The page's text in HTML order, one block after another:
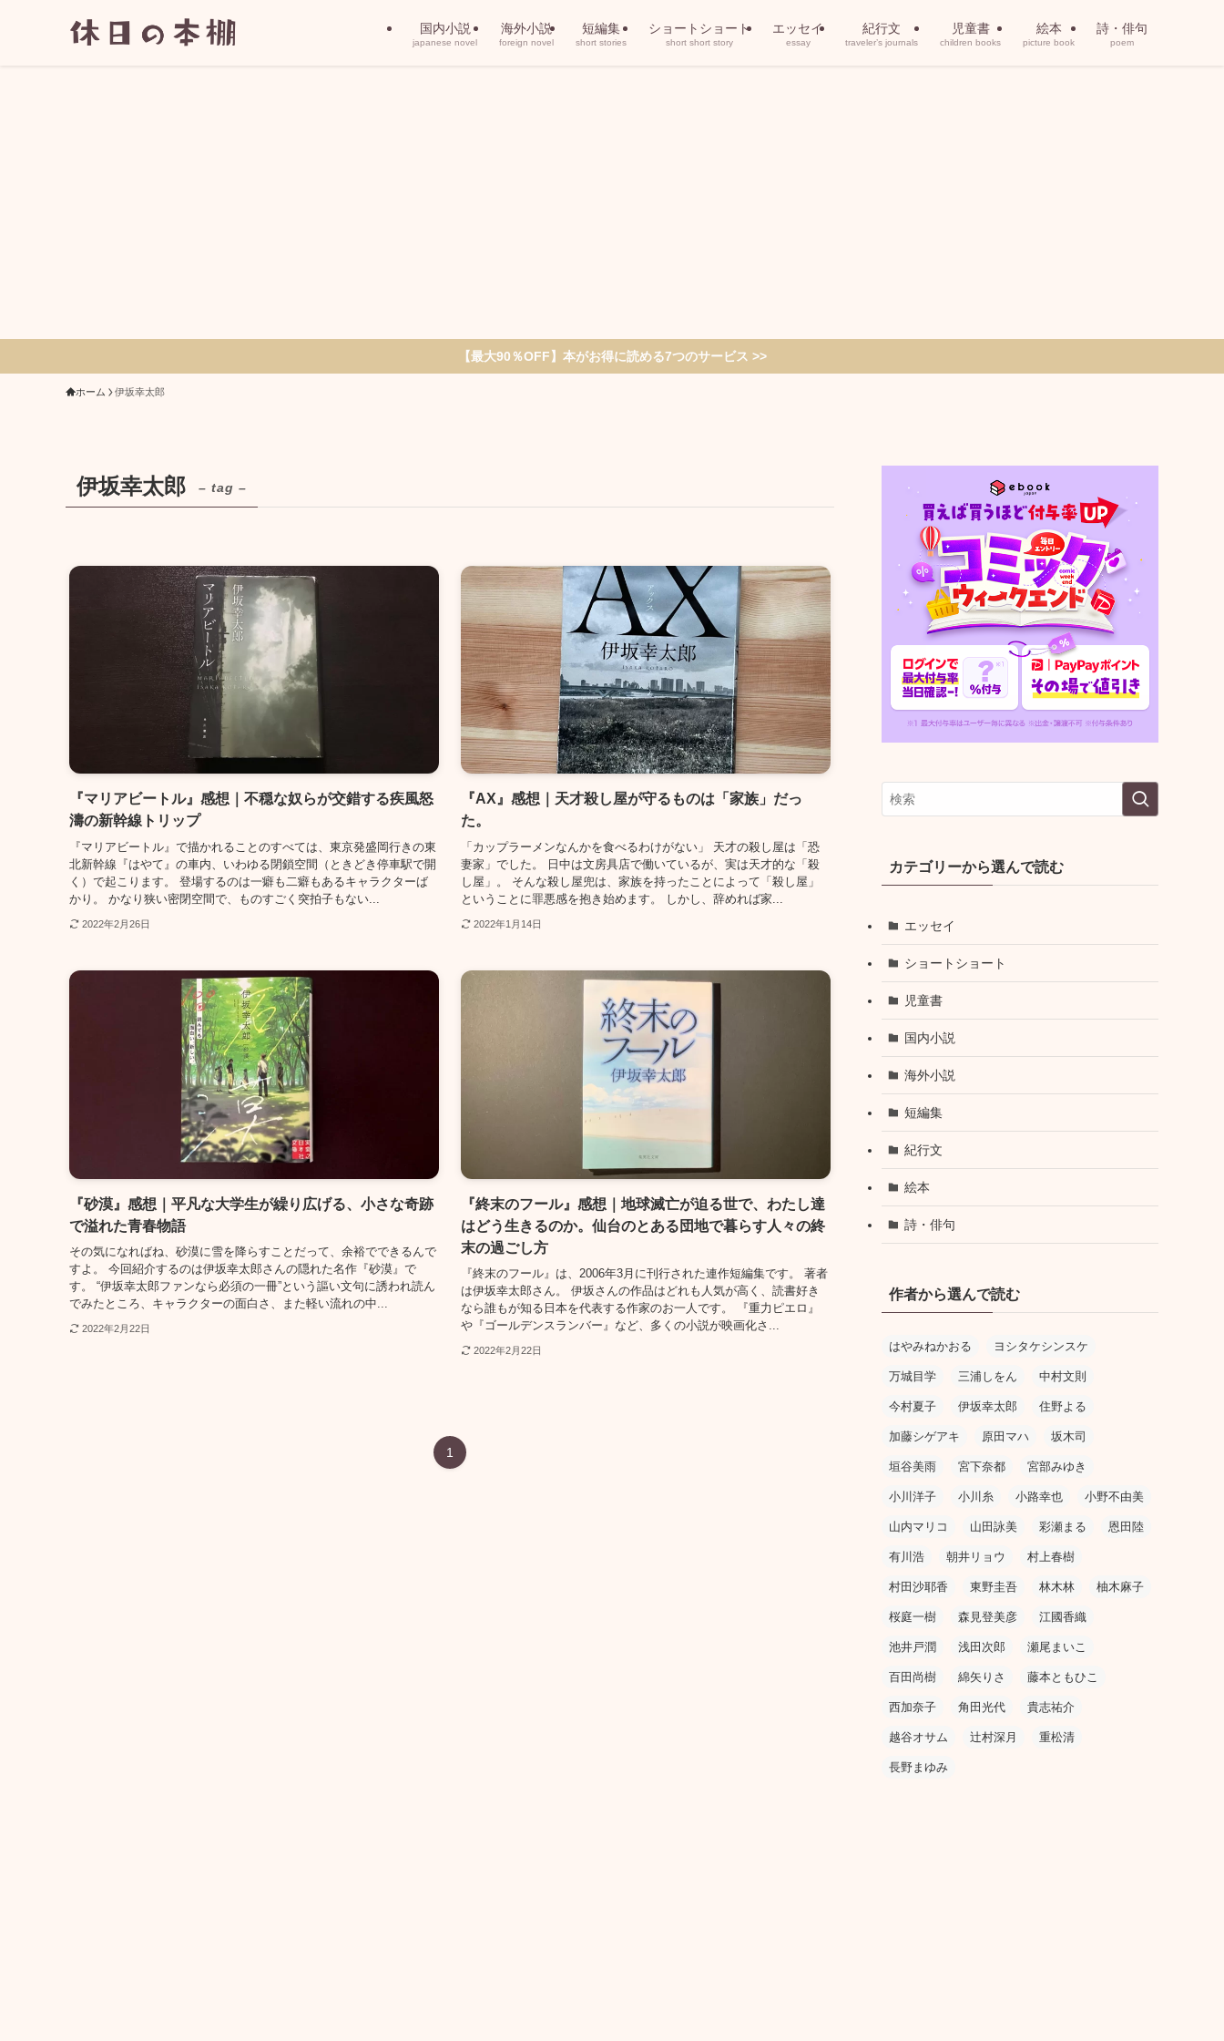
国内小説
japanese novel
海外小説
foreign novel
短編集
short stories
ショートショート
short short story
エッセイ
essay
紀行文
traveler’s journals
児童書
children books
絵本
picture book
詩・俳句
poem
【最大90％OFF】本がお得に読める7つのサービス >>
ホーム 伊坂幸太郎
伊坂幸太郎 – tag –
『マリアビートル』感想｜不穏な奴らが交錯する疾風怒
濤の新幹線トリップ
『マリアビートル』で描かれることのすべては、東京発盛岡行きの東
北新幹線『はやて』の車内、いわゆる閉鎖空間（ときどき停車駅で開
く）で起こります。 登場するのは一癖も二癖もあるキャラクターば
かり。 かなり狭い密閉空間で、ものすごく突拍子もない...
2022年2月26日
『AX』感想｜天才殺し屋が守るものは「家族」だっ
た。
「カップラーメンなんかを食べるわけがない」 天才の殺し屋は「恐
妻家」でした。 日中は文房具店で働いているが、実は天才的な「殺
し屋」。 そんな殺し屋兜は、家族を持ったことによって「殺し屋」
ということに罪悪感を抱き始めます。 しかし、辞めれば家...
2022年1月14日
『砂漠』感想｜平凡な大学生が繰り広げる、小さな奇跡
で溢れた青春物語
その気になればね、砂漠に雪を降らすことだって、余裕でできるんで
すよ。 今回紹介するのは伊坂幸太郎さんの隠れた名作『砂漠』で
す。 “伊坂幸太郎ファンなら必須の一冊”という謳い文句に誘われ読ん
でみたところ、キャラクターの面白さ、また軽い流れの中...
2022年2月22日
『終末のフール』感想｜地球滅亡が迫る世で、わたし達
はどう生きるのか。仙台のとある団地で暮らす人々の終
末の過ごし方
『終末のフール』は、2006年3月に刊行された連作短編集です。 著者
は伊坂幸太郎さん。 伊坂さんの作品はどれも人気が高く、読書好き
なら誰もが知る日本を代表する作家のお一人です。 『重力ピエロ』
や『ゴールデンスランバー』など、多くの小説が映画化さ...
2022年2月22日
1
カテゴリーから選んで読む
エッセイ
ショートショート
児童書
国内小説
海外小説
短編集
紀行文
絵本
詩・俳句
作者から選んで読む
はやみねかおる ヨシタケシンスケ
万城目学 三浦しをん 中村文則
今村夏子 伊坂幸太郎 住野よる
加藤シゲアキ 原田マハ 坂木司
垣谷美雨 宮下奈都 宮部みゆき
小川洋子 小川糸 小路幸也 小野不由美
山内マリコ 山田詠美 彩瀬まる 恩田陸
有川浩 朝井リョウ 村上春樹
村田沙耶香 東野圭吾 林木林 柚木麻子
桜庭一樹 森見登美彦 江國香織
池井戸潤 浅田次郎 瀬尾まいこ
百田尚樹 綿矢りさ 藤本ともひこ
西加奈子 角田光代 貴志祐介
越谷オサム 辻村深月 重松清
長野まゆみ